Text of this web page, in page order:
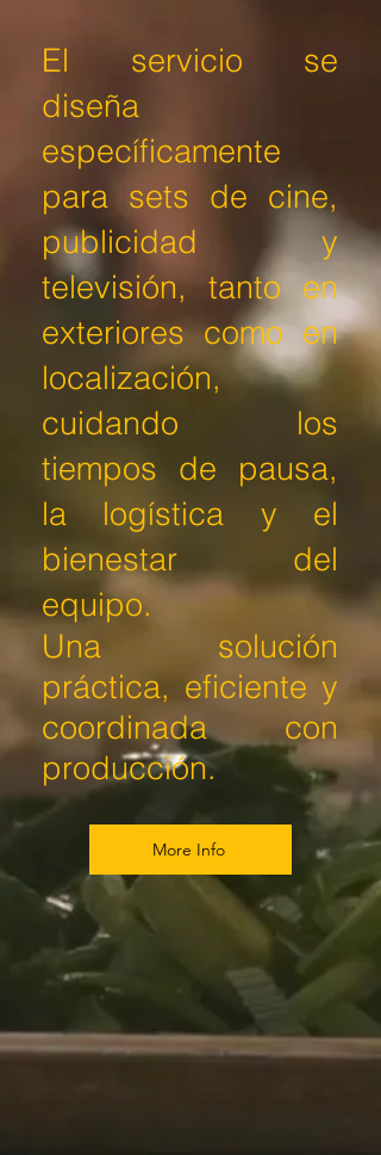
El servicio se
diseña
específicamente
para sets de cine,
publicidad y
televisión, tanto en
exteriores como en
localización,
cuidando los
tiempos de pausa,
la logística y el
bienestar del
equipo.
Una solución
práctica, eficiente y
coordinada con
producción.
More Info